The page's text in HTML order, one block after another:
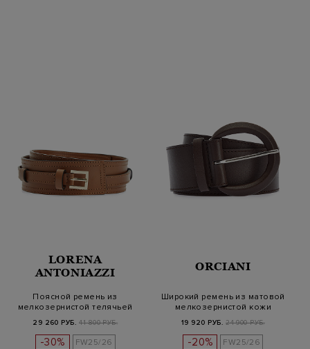
LORENA
ANTONIAZZI
Поясной ремень из
мелкозернистой телячьей
29 260 РУБ. 41 800 РУБ.
-30% FW25/26
ORCIANI
Широкий ремень из матовой
мелкозернистой кожи
19 920 РУБ. 24 900 РУБ.
-20% FW25/26